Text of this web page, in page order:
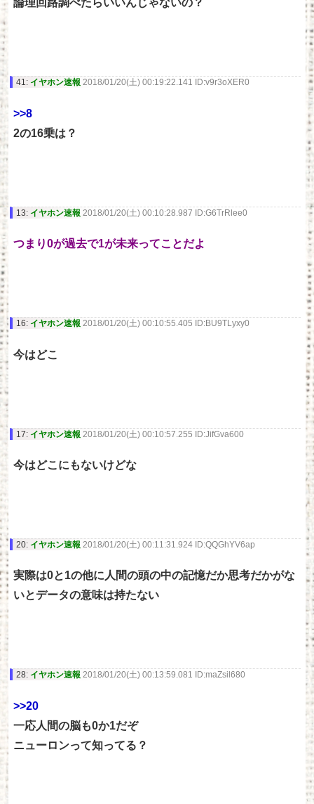
論理回路調べたらいいんじゃないの？
41: イヤホン速報 2018/01/20(土) 00:19:22.141 ID:v9r3oXER0
>>8
2の16乗は？
13: イヤホン速報 2018/01/20(土) 00:10:28.987 ID:G6TrRlee0
つまり0が過去で1が未来ってことだよ
16: イヤホン速報 2018/01/20(土) 00:10:55.405 ID:BU9TLyxy0
今はどこ
17: イヤホン速報 2018/01/20(土) 00:10:57.255 ID:JifGva600
今はどこにもないけどな
20: イヤホン速報 2018/01/20(土) 00:11:31.924 ID:QQGhYV6ap
実際は0と1の他に人間の頭の中の記憶だか思考だかがな
いとデータの意味は持たない
28: イヤホン速報 2018/01/20(土) 00:13:59.081 ID:maZsil680
>>20
一応人間の脳も0か1だぞ
ニューロンって知ってる？